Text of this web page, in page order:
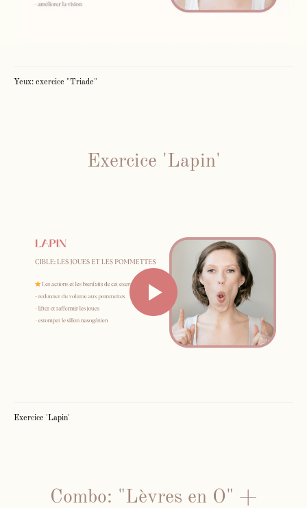
Yeux: exercice "Triade"
Exercice 'Lapin'
Exercice 'Lapin'
Combo: "Lèvres en O" +